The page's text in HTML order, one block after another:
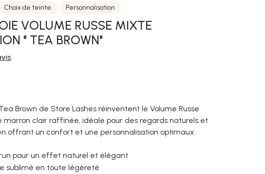
Choix de teinte Personnalisation
VOLUME RUSSE MIXTE
" TEA BROWN"
Brown de Store Lashes réinventent le Volume Russe
marron clair raffinée, idéale pour des regards naturels et
offrant un confort et une personnalisation optimaux.
pour un effet naturel et élégant
sublimé en toute légèreté